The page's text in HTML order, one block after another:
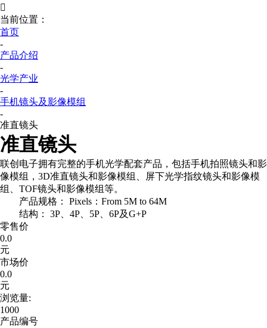

当前位置：
首页
-
产品介绍
-
光学产业
-
手机镜头及影像模组
-
准直镜头
准直镜头
联创电子拥有完整的手机光学配套产品，包括手机拍照镜头和影
像模组，3D准直镜头和影像模组、屏下光学指纹镜头和影像模
组、TOF镜头和影像模组等。
产品规格： Pixels：From 5M to 64M
结构： 3P、4P、5P、6P及G+P
零售价
0.0
元
市场价
0.0
元
浏览量:
1000
产品编号